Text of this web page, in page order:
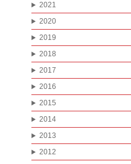
2021
2020
2019
2018
2017
2016
2015
2014
2013
2012